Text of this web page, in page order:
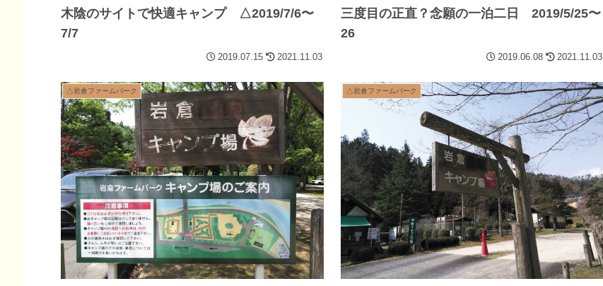
木陰のサイトで快適キャンプ △2019/7/6〜
7/7
2019.07.15 2021.11.03
三度目の正直？念願の一泊二日 2019/5/25〜
26
2019.06.08 2021.11.03
△岩倉ファームパーク △岩倉ファームパーク